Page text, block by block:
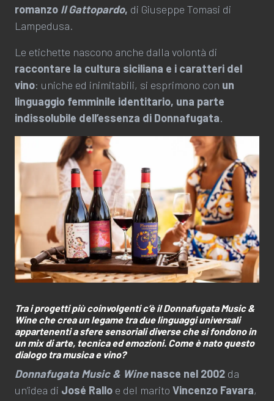
romanzo Il Gattopardo, di Giuseppe Tomasi di
Lampedusa.
Le etichette nascono anche dalla volontà di
raccontare la cultura siciliana e i caratteri del
vino: uniche ed inimitabili, si esprimono con un
linguaggio femminile identitario, una parte
indissolubile dell’essenza di Donnafugata.
Tra i progetti più coinvolgenti c’è il Donnafugata Music &
Wine che crea un legame tra due linguaggi universali
appartenenti a sfere sensoriali diverse che si fondono in
un mix di arte, tecnica ed emozioni. Come è nato questo
dialogo tra musica e vino?
Donnafugata Music & Winenasce nel 2002 da
un’idea di José Rallo e del marito Vincenzo Favara,